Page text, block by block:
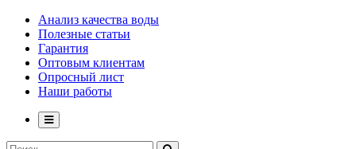
Анализ качества воды
Полезные статьи
Гарантия
Оптовым клиентам
Опросный лист
Наши работы